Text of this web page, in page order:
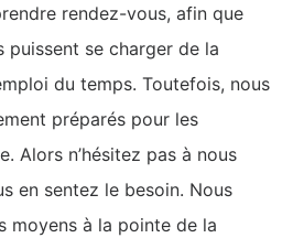
rendez-vous, afin que
puissent se charger de la
du temps. Toutefois, nous
préparés pour les
Alors n’hésitez pas à nous
en sentez le besoin. Nous
moyens à la pointe de la